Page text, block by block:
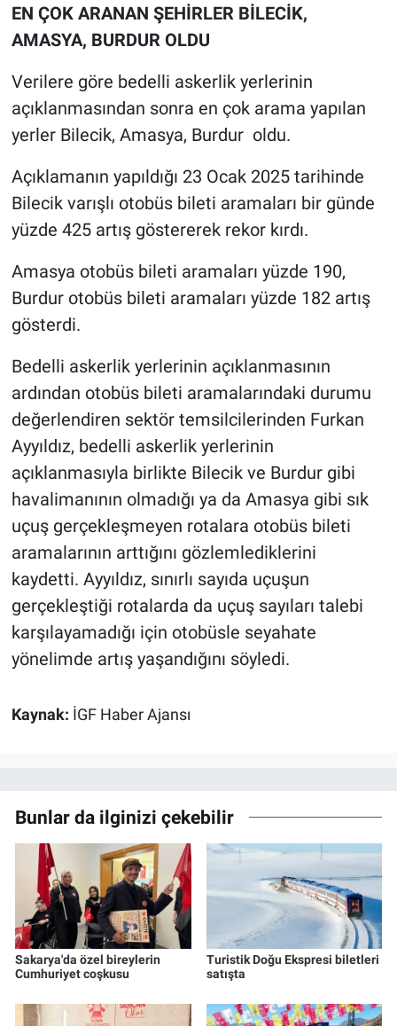
EN ÇOK ARANAN ŞEHİRLER BİLECİK,
AMASYA, BURDUR OLDU
Verilere göre bedelli askerlik yerlerinin
açıklanmasından sonra en çok arama yapılan
yerler Bilecik, Amasya, Burdur oldu.
Açıklamanın yapıldığı 23 Ocak 2025 tarihinde
Bilecik varışlı otobüs bileti aramaları bir günde
yüzde 425 artış göstererek rekor kırdı.
Amasya otobüs bileti aramaları yüzde 190,
Burdur otobüs bileti aramaları yüzde 182 artış
gösterdi.
Bedelli askerlik yerlerinin açıklanmasının
ardından otobüs bileti aramalarındaki durumu
değerlendiren sektör temsilcilerinden Furkan
Ayyıldız, bedelli askerlik yerlerinin
açıklanmasıyla birlikte Bilecik ve Burdur gibi
havalimanının olmadığı ya da Amasya gibi sık
uçuş gerçekleşmeyen rotalara otobüs bileti
aramalarının arttığını gözlemlediklerini
kaydetti. Ayyıldız, sınırlı sayıda uçuşun
gerçekleştiği rotalarda da uçuş sayıları talebi
karşılayamadığı için otobüsle seyahate
yönelimde artış yaşandığını söyledi.
Kaynak: İGF Haber Ajansı
Bunlar da ilginizi çekebilir
Sakarya'da özel bireylerin
Cumhuriyet coşkusu
Turistik Doğu Ekspresi biletleri
satışta